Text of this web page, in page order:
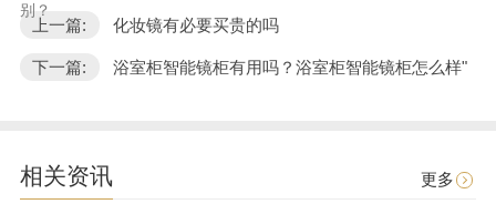
别？
上一篇: 化妆镜有必要买贵的吗
下一篇: 浴室柜智能镜柜有用吗？浴室柜智能镜柜怎么样"
相关资讯 更多